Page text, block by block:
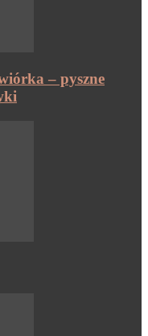
– pyszne